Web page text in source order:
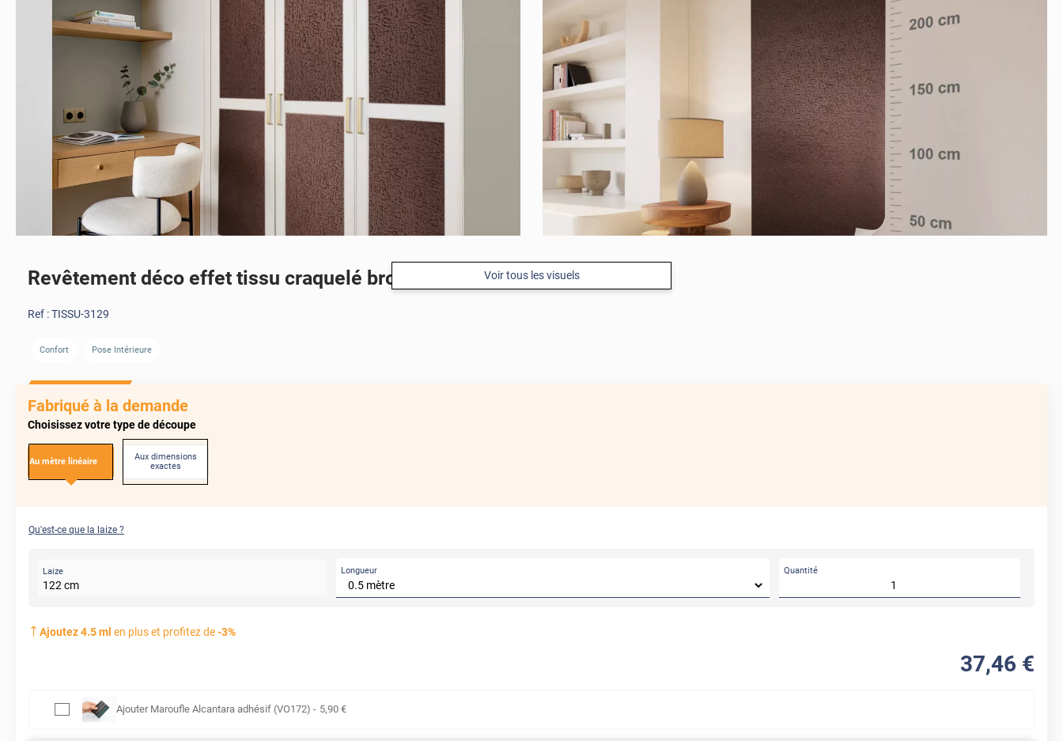
Voir tous les visuels
Revêtement déco effet tissu craquelé bronze
Ref :TISSU-3129
Confort Pose Intérieure
Fabriqué à la demande
Choisissez votre type de découpe
Au mètre linéaire
Aux dimensions
exactes
Qu'est-ce que la laize ?
Laize
122cm
Longueur Quantité
Ajoutez4.5ml en plus et profitez de-3%
37,46 €
Ajouter Maroufle Alcantara adhésif (VO172) - 5,90 €